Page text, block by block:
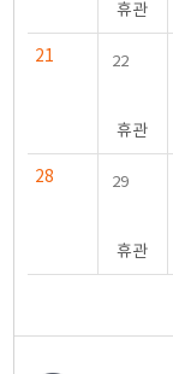
휴관
21 22
휴관
28 29
휴관